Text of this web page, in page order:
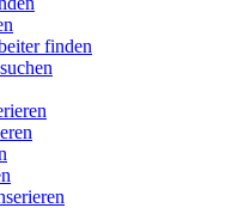
finden